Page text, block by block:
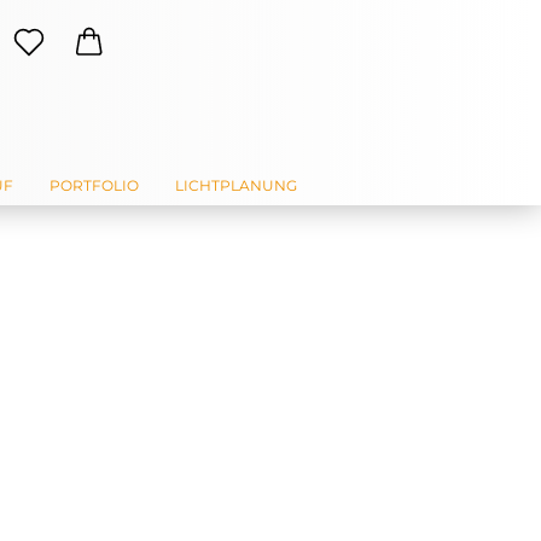
PORTFOLIO LICHTPLANUNG